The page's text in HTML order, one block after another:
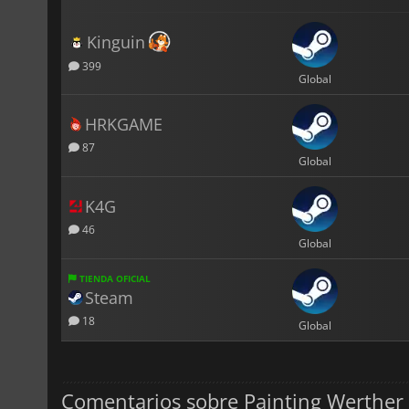
Kinguin
399
Global
HRKGAME
87
Global
K4G
46
Global
TIENDA OFICIAL
Steam
18 Global
Comentarios sobre Painting Werther